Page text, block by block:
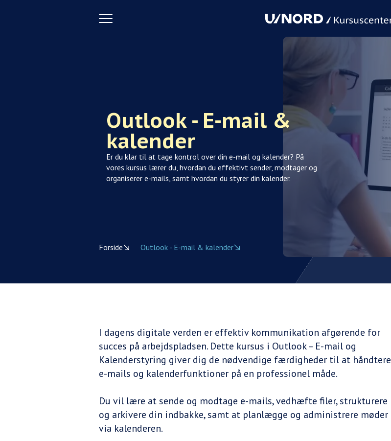
Toggle
Outlook - E-mail &
kalender
Er du klar til at tage kontrol over din e-mail og kalender? På
vores kursus lærer du, hvordan du effektivt sender, modtager og
organiserer e-mails, samt hvordan du styrer din kalender.
Forside Outlook - E-mail & kalender
I dagens digitale verden er effektiv kommunikation afgørende for
succes på arbejdspladsen. Dette kursus i Outlook – E-mail og
Kalenderstyring giver dig de nødvendige færdigheder til at håndtere
e-mails og kalenderfunktioner på en professionel måde.
Du vil lære at sende og modtage e-mails, vedhæfte filer, strukturere
og arkivere din indbakke, samt at planlægge og administrere møder
via kalenderen.